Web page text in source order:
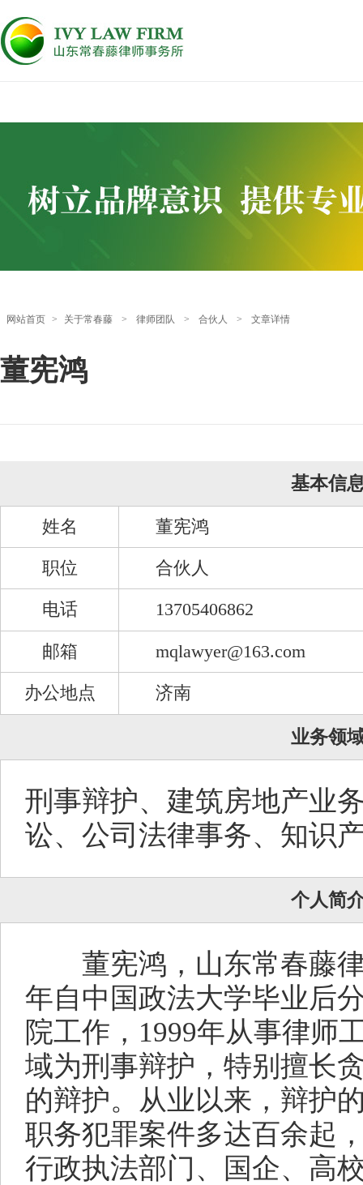
网站首页 > 关于常春藤 > 律师团队 > 合伙人 > 文章详情
董宪鸿
基本信
姓名 董宪鸿
职位 合伙人
电话 13705406862
邮箱 mqlawyer@163.com
办公地点 济南
业务领
刑事辩护、建筑房地产业
讼、公司法律事务、知识
个人简
董宪鸿，山东常春藤律
年自中国政法大学毕业后
院工作，1999年从事律师
域为刑事辩护，特别擅长
的辩护。从业以来，辩护
职务犯罪案件多达百余起
行政执法部门、国企、高